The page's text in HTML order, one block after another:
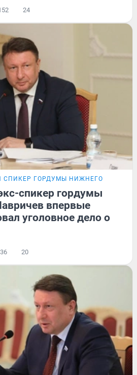
24
СПИКЕР ГОРДУМЫ НИЖНЕГО
спикер гордумы
впервые
уголовное дело о
20